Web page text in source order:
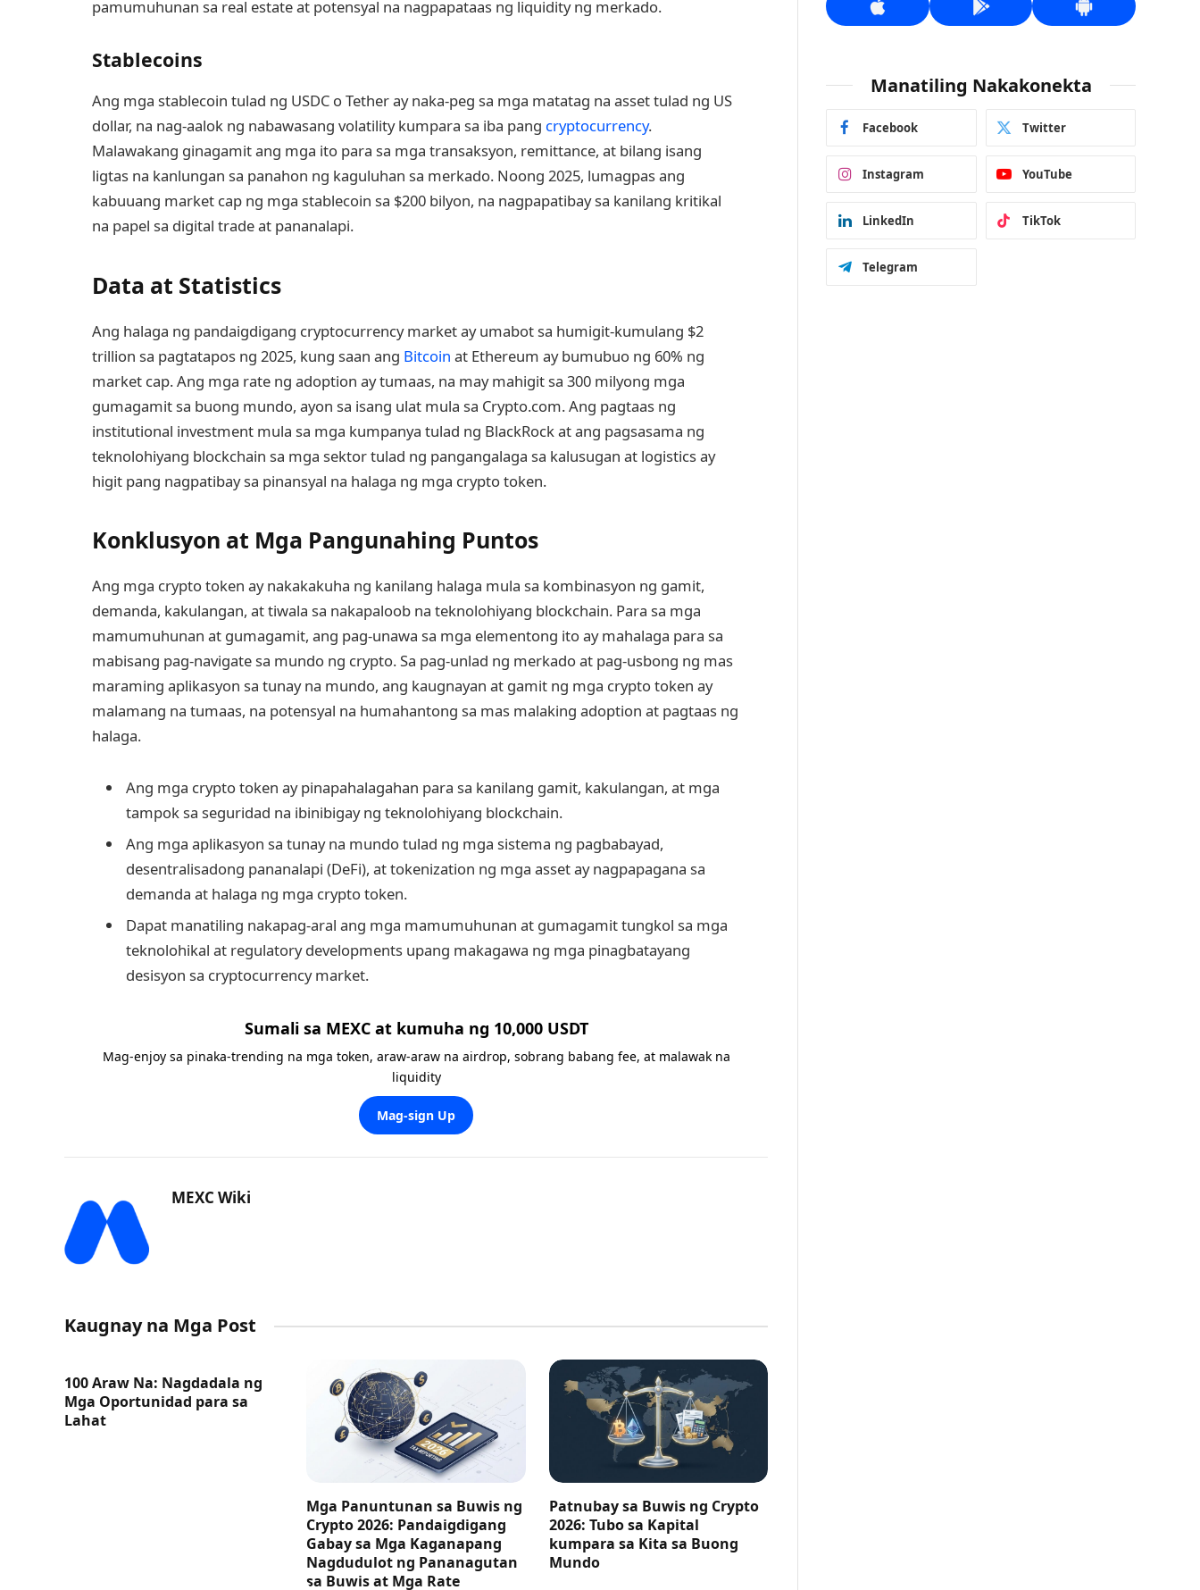
pamumuhunan sa real estate at potensyal na nagpapataas ng liquidity ng merkado.
Stablecoins
Ang mga stablecoin tulad ng USDC o Tether ay naka-peg sa mga matatag na asset tulad ng US
dollar, na nag-aalok ng nabawasang volatility kumpara sa iba pang cryptocurrency.
Malawakang ginagamit ang mga ito para sa mga transaksyon, remittance, at bilang isang
ligtas na kanlungan sa panahon ng kaguluhan sa merkado. Noong 2025, lumagpas ang
kabuuang market cap ng mga stablecoin sa $200 bilyon, na nagpapatibay sa kanilang kritikal
na papel sa digital trade at pananalapi.
Data at Statistics
Ang halaga ng pandaigdigang cryptocurrency market ay umabot sa humigit-kumulang $2
trillion sa pagtatapos ng 2025, kung saan ang Bitcoin at Ethereum ay bumubuo ng 60% ng
market cap. Ang mga rate ng adoption ay tumaas, na may mahigit sa 300 milyong mga
gumagamit sa buong mundo, ayon sa isang ulat mula sa Crypto.com. Ang pagtaas ng
institutional investment mula sa mga kumpanya tulad ng BlackRock at ang pagsasama ng
teknolohiyang blockchain sa mga sektor tulad ng pangangalaga sa kalusugan at logistics ay
higit pang nagpatibay sa pinansyal na halaga ng mga crypto token.
Konklusyon at Mga Pangunahing Puntos
Ang mga crypto token ay nakakakuha ng kanilang halaga mula sa kombinasyon ng gamit,
demanda, kakulangan, at tiwala sa nakapaloob na teknolohiyang blockchain. Para sa mga
mamumuhunan at gumagamit, ang pag-unawa sa mga elementong ito ay mahalaga para sa
mabisang pag-navigate sa mundo ng crypto. Sa pag-unlad ng merkado at pag-usbong ng mas
maraming aplikasyon sa tunay na mundo, ang kaugnayan at gamit ng mga crypto token ay
malamang na tumaas, na potensyal na humahantong sa mas malaking adoption at pagtaas ng
halaga.
Ang mga crypto token ay pinapahalagahan para sa kanilang gamit, kakulangan, at mga
tampok sa seguridad na ibinibigay ng teknolohiyang blockchain.
Ang mga aplikasyon sa tunay na mundo tulad ng mga sistema ng pagbabayad,
desentralisadong pananalapi (DeFi), at tokenization ng mga asset ay nagpapagana sa
demanda at halaga ng mga crypto token.
Dapat manatiling nakapag-aral ang mga mamumuhunan at gumagamit tungkol sa mga
teknolohikal at regulatory developments upang makagawa ng mga pinagbatayang
desisyon sa cryptocurrency market.
Sumali sa MEXC at kumuha ng 10,000 USDT
Mag-enjoy sa pinaka-trending na mga token, araw-araw na airdrop, sobrang babang fee, at malawak na
liquidity
Mag-sign Up
MEXC Wiki
Kaugnay na Mga Post
100 Araw Na: Nagdadala ng
Mga Oportunidad para sa
Lahat
Mga Panuntunan sa Buwis ng
Crypto 2026: Pandaigdigang
Gabay sa Mga Kaganapang
Nagdudulot ng Pananagutan
sa Buwis at Mga Rate
Patnubay sa Buwis ng Crypto
2026: Tubo sa Kapital
kumpara sa Kita sa Buong
Mundo
Manatiling Nakakonekta
Facebook Twitter
Instagram YouTube
LinkedIn TikTok
Telegram